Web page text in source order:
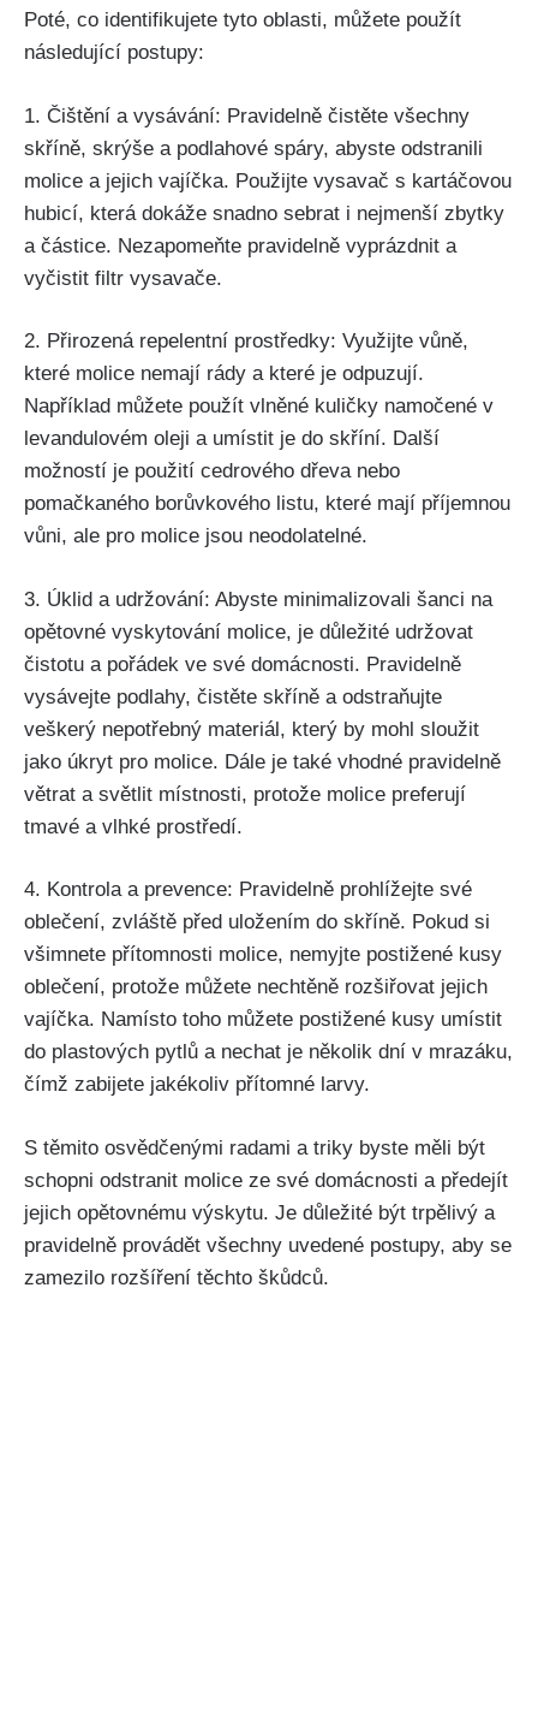
Poté,​ co identifikujete tyto oblasti, můžete použít
následující postupy:
1. Čištění a vysávání: Pravidelně čistěte všechny
skříně, skrýše a podlahové spáry, abyste odstranili
molice a jejich vajíčka. Použijte vysavač ​s kartáčovou
hubicí, která dokáže snadno sebrat i nejmenší zbytky
a částice. Nezapomeňte pravidelně vyprázdnit a
vyčistit filtr vysavače.
2. Přirozená repelentní prostředky: Využijte vůně,
které ⁤molice ​nemají rády a které je ​odpuzují.
Například‌ můžete⁤ použít vlněné kuličky namočené v
levandulovém oleji a umístit je do skříní. Další⁤
možností je použití cedrového dřeva ⁢nebo
pomačkaného borůvkového listu, které⁢ mají příjemnou
vůni, ale⁢ pro molice jsou neodolatelné.
3. Úklid ⁢a udržování: Abyste minimalizovali šanci na
opětovné vyskytování molice, je důležité udržovat
čistotu a pořádek ve své domácnosti. Pravidelně
vysávejte podlahy, čistěte skříně a odstraňujte
veškerý nepotřebný‍ materiál, který by mohl sloužit
jako úkryt pro molice. Dále je také vhodné pravidelně
větrat a světlit místnosti, protože molice preferují
tmavé a vlhké prostředí.
4. Kontrola a prevence: Pravidelně prohlížejte své
oblečení,⁢ zvláště‍ před uložením do skříně. Pokud si
všimnete přítomnosti molice, nemyjte postižené ‌kusy
oblečení, protože můžete⁢ nechtěně ⁢rozšiřovat jejich
vajíčka. Namísto toho můžete postižené kusy umístit
do plastových pytlů a nechat je několik dní v mrazáku,
čímž zabijete jakékoliv přítomné larvy.
S⁤ těmito osvědčenými radami a triky byste měli být
schopni odstranit molice ze své domácnosti a předejít
jejich opětovnému výskytu. Je důležité být trpělivý a
pravidelně provádět všechny uvedené postupy, aby se
zamezilo rozšíření těchto škůdců.